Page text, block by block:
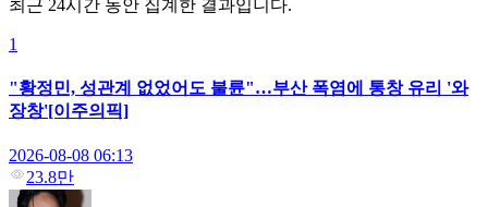
최근 24시간 동안 집계한 결과입니다.
1
"황정민, 성관계 없었어도 불륜"…부산 폭염에 통창 유리 '와
장창'[이주의픽]
2026-08-08 06:13
23.8만